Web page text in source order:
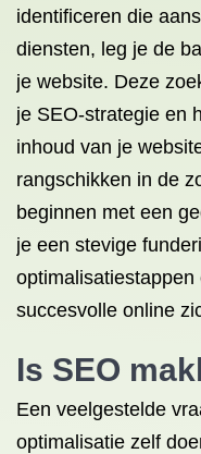
identificeren die
diensten, leg je de
je website. Deze
je SEO-strategie en
inhoud van je
rangschikken in de
beginnen met een
je een stevige
succesvolle online
Is SEO
Een veelgestelde
optimalisatie zelf